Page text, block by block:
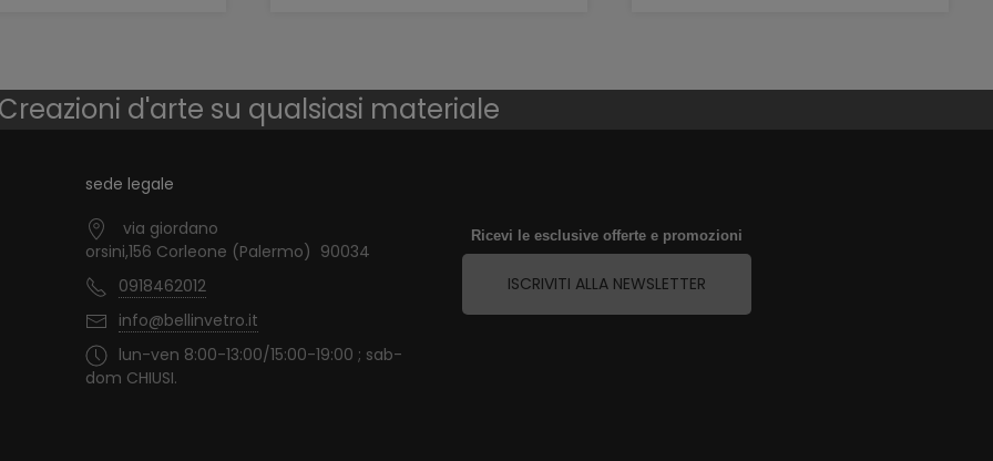
Creazioni d'arte su qualsiasi materiale
sede legale
via giordano
orsini,156 Corleone (Palermo) 90034
0918462012
info@bellinvetro.it
lun-ven 8:00-13:00/15:00-19:00 ; sab-
dom CHIUSI.
Ricevi le esclusive offerte e promozioni
ISCRIVITI ALLA NEWSLETTER